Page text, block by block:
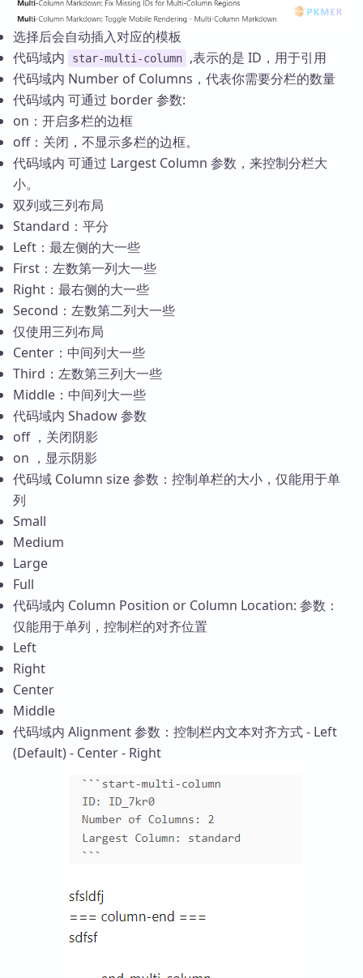
选择后会自动插入对应的模板
代码域内
star-multi-column
,表示的是 ID，用于引用
代码域内 Number of Columns，代表你需要分栏的数量
代码域内 可通过 border 参数:
on：开启多栏的边框
off：关闭，不显示多栏的边框。
代码域内 可通过 Largest Column 参数，来控制分栏大
小。
双列或三列布局
Standard：平分
Left：最左侧的大一些
First：左数第一列大一些
Right：最右侧的大一些
Second：左数第二列大一些
仅使用三列布局
Center：中间列大一些
Third：左数第三列大一些
Middle：中间列大一些
代码域内 Shadow 参数
off ，关闭阴影
on ，显示阴影
代码域 Column size 参数：控制单栏的大小，仅能用于单
列
Small
Medium
Large
Full
代码域内 Column Position or Column Location: 参数：
仅能用于单列，控制栏的对齐位置
Left
Right
Center
Middle
代码域内 Alignment 参数：控制栏内文本对齐方式 - Left
(Default) - Center - Right